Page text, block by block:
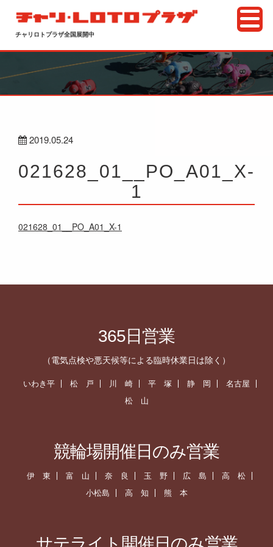
チャリロトプラザ全国展開中
2019.05.24
021628_01__PO_A01_X-
1
021628_01__PO_A01_X-1
365日営業
（電気点検や悪天候等による臨時休業日は除く）
いわき平 松 戸 川 崎 平 塚 静 岡
名古屋
松 山
競輪場開催日のみ営業
伊 東 富 山 奈 良 玉 野 広 島
高 松
小松島
高 知 熊 本